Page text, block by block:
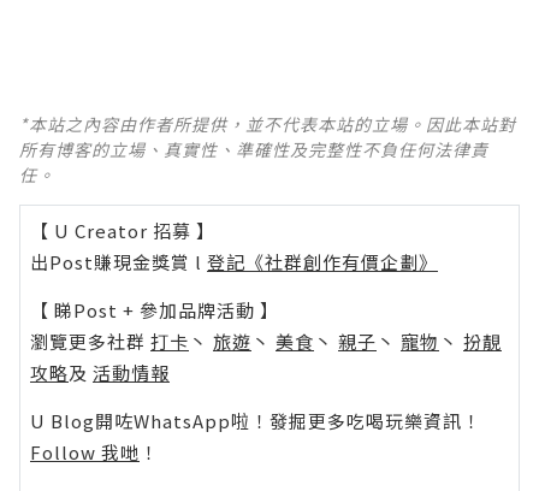
*本站之內容由作者所提供，並不代表本站的立場。因此本站對
所有博客的立場、真實性、準確性及完整性不負任何法律責
任。
【 U Creator 招募 】
出Post賺現金獎賞 l 登記《社群創作有價企劃》
【 睇Post + 參加品牌活動 】
瀏覽更多社群 打卡 丶 旅遊 丶 美食 丶 親子 丶 寵物 丶 扮靚
攻略及 活動情報
U Blog開咗WhatsApp啦！發掘更多吃喝玩樂資訊！
Follow 我哋 ！